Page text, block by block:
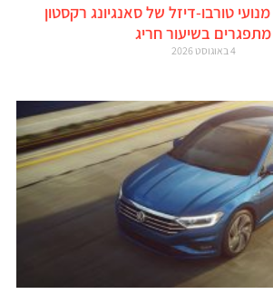
טורבו-דיזל של סאנגיונג רקסטון
מתפגרים בשיעור חריג
4 באוגוסט 2026